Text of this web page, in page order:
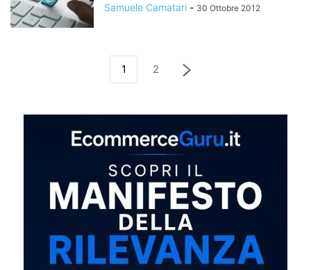
Samuele Camatari - 30 Ottobre 2012
1 2